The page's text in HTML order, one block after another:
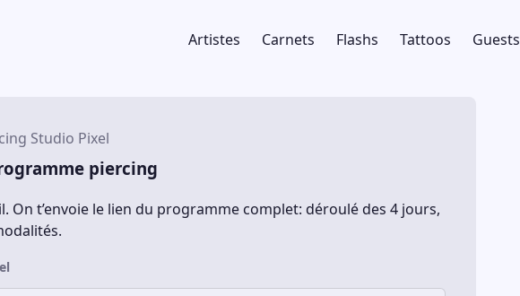
Artistes Carnets Flashs Tattoos Guests
Studio Pixel
piercing
On t’envoie le lien du programme complet: déroulé des 4 jours,